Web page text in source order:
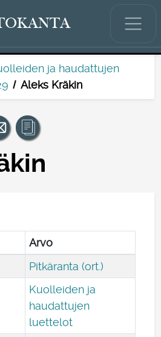
ja haudattujen
Aleks Kräkin
Arvo
Pitkäranta (ort.)
Kuolleiden ja
haudattujen
luettelot